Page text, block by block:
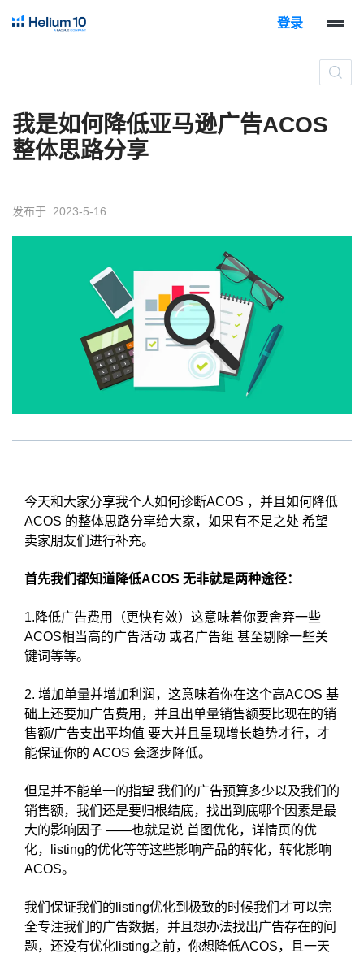
登录
我是如何降低亚马逊广告ACOS
整体思路分享
发布于: 2023-5-16
今天和大家分享我个人如何诊断ACOS ，并且如何降低
ACOS 的整体思路分享给大家，如果有不足之处 希望
卖家朋友们进行补充。
首先我们都知道降低ACOS 无非就是两种途径：
1.降低广告费用（更快有效）这意味着你要舍弃一些
ACOS相当高的广告活动 或者广告组 甚至剔除一些关
键词等等。
2. 增加单量并增加利润，这意味着你在这个高ACOS 基
础上还要加广告费用，并且出单量销售额要比现在的销
售额/广告支出平均值 要大并且呈现增长趋势才行，才
能保证你的 ACOS 会逐步降低。
但是并不能单一的指望 我们的广告预算多少以及我们的
销售额，我们还是要归根结底，找出到底哪个因素是最
大的影响因子 ——也就是说 首图优化，详情页的优
化，listing的优化等等这些影响产品的转化，转化影响
ACOS。
我们保证我们的listing优化到极致的时候我们才可以完
全专注我们的广告数据，并且想办法找出广告存在的问
题，还没有优化listing之前，你想降低ACOS，且一天